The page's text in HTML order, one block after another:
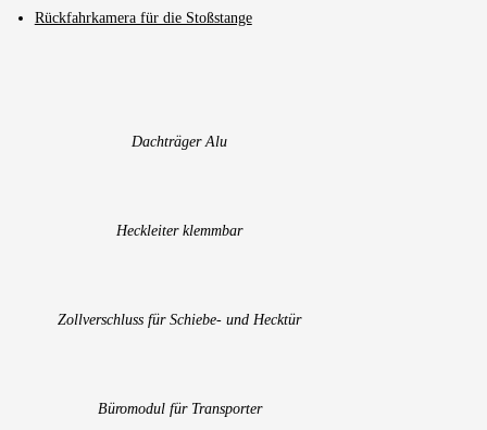
Rückfahrkamera für die Stoßstange
Dachträger Alu
Heckleiter klemmbar
Zollverschluss für Schiebe- und Hecktür
Büromodul für Transporter